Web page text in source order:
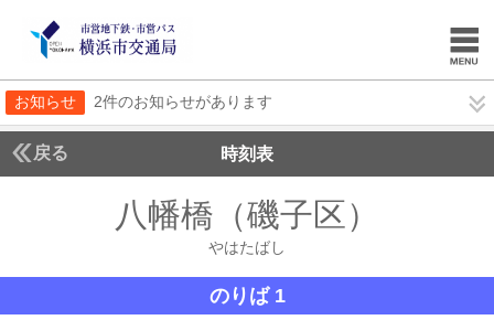
お知らせ 2件のお知らせがあります
戻る 時刻表
八幡橋（磯子区）
やはたばし
のりば 1